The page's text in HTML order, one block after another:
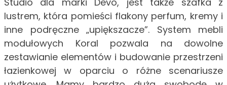
lustrem, która pomieści flakony perfum, kremy i
inne podręczne „upiększacze”. System mebli
modułowych Koral pozwala na dowolne
zestawianie elementów i budowanie przestrzeni
łazienkowej w oparciu o różne scenariusze